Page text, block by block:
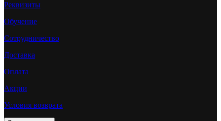
Реквизиты
Обучение
Сотрудничество
Доставка
Оплата
Акции
Условия возврата